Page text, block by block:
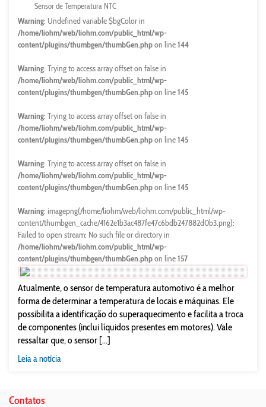
Sensor de Temperatura NTC
Warning: Undefined variable $bgColor in
/home/liohm/web/liohm.com/public_html/wp-
content/plugins/thumbgen/thumbGen.phpon line144
Warning: Trying to access array offset on false in
/home/liohm/web/liohm.com/public_html/wp-
content/plugins/thumbgen/thumbGen.phpon line145
Warning: Trying to access array offset on false in
/home/liohm/web/liohm.com/public_html/wp-
content/plugins/thumbgen/thumbGen.phpon line145
Warning: Trying to access array offset on false in
/home/liohm/web/liohm.com/public_html/wp-
content/plugins/thumbgen/thumbGen.phpon line145
Warning: imagepng(/home/liohm/web/liohm.com/public_html/wp-
content/thumbgen_cache/4162e1b3ac487fe47c6bdb247882d0b3.png):
Failed to open stream: No such file or directory in
/home/liohm/web/liohm.com/public_html/wp-
content/plugins/thumbgen/thumbGen.phpon line157
Atualmente, o sensor de temperatura automotivo é a melhor
forma de determinar a temperatura de locais e máquinas. Ele
possibilita a identificação do superaquecimento e facilita a troca
de componentes (inclui líquidos presentes em motores). Vale
ressaltar que, o sensor [...]
Leia a notícia
Contatos